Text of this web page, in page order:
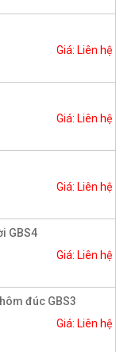
Giá: Liên hệ
Giá: Liên hệ
Giá: Liên hệ
GBS4
Giá: Liên hệ
đúc GBS3
Giá: Liên hệ